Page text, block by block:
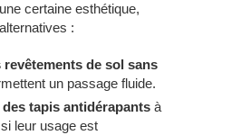
certaine esthétique,
:
revêtements de sol sans
un passage fluide.
tapis antidérapants à
leur usage est